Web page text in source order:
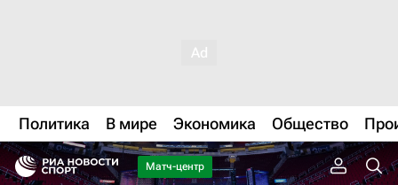
Политика В мире Экономика Общество
Матч-центр